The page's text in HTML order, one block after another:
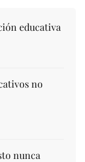
educativa
no
nunca